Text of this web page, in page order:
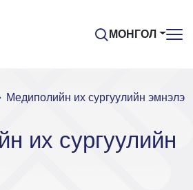
МОНГОЛ
Медиполийн их сургуулийн эмнэлэг
их сургуулийн